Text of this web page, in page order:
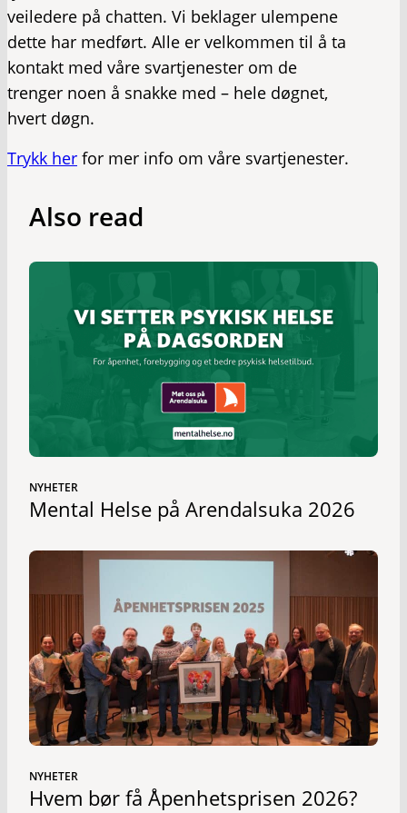
veiledere på chatten. Vi beklager ulempene
dette har medført. Alle er velkommen til å ta
kontakt med våre svartjenester om de
trenger noen å snakke med – hele døgnet,
hvert døgn.
Trykk her for mer info om våre svartjenester.
Also read
NYHETER
Mental Helse på Arendalsuka 2026
NYHETER
Hvem bør få Åpenhetsprisen 2026?